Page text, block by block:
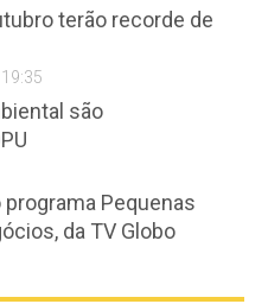
terão recorde de
são
Pequenas
da TV Globo